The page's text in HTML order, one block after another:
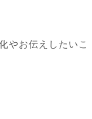
やお伝えしたいこ